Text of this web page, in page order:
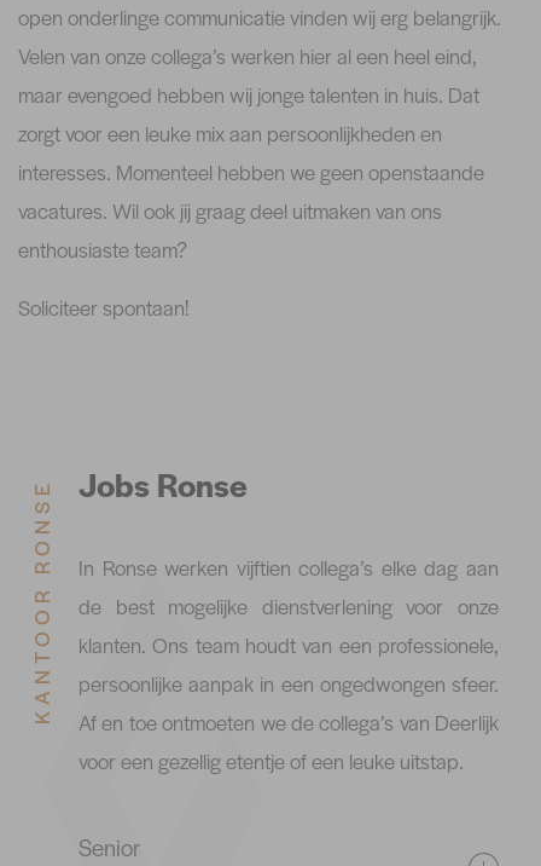
open onderlinge communicatie vinden wij erg belangrijk.
Velen van onze collega’s werken hier al een heel eind,
maar evengoed hebben wij jonge talenten in huis. Dat
zorgt voor een leuke mix aan persoonlijkheden en
interesses. Momenteel hebben we geen openstaande
vacatures. Wil ook jij graag deel uitmaken van ons
enthousiaste team?
Soliciteer spontaan!
KANTOOR RONSE Jobs Ronse
In Ronse werken vijftien collega’s elke dag aan
de best mogelijke dienstverlening voor onze
klanten. Ons team houdt van een professionele,
persoonlijke aanpak in een ongedwongen sfeer.
Af en toe ontmoeten we de collega’s van Deerlijk
voor een gezellig etentje of een leuke uitstap.
Senior